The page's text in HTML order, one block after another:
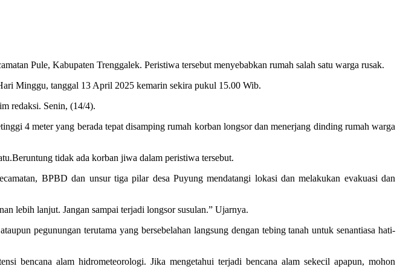
Pule, Kabupaten Trenggalek. Peristiwa tersebut menyebabkan rumah salah satu warga rusak.
Minggu, tanggal 13 April 2025 kemarin sekira pukul 15.00 Wib.
redaksi. Senin, (14/4).
4 meter yang berada tepat disamping rumah korban longsor dan menerjang dinding rumah warga
tidak ada korban jiwa dalam peristiwa tersebut.
BPBD dan unsur tiga pilar desa Puyung mendatangi lokasi dan melakukan evakuasi dan
lebih lanjut. Jangan sampai terjadi longsor susulan.” Ujarnya.
pegunungan terutama yang bersebelahan langsung dengan tebing tanah untuk senantiasa hati-
bencana alam hidrometeorologi. Jika mengetahui terjadi bencana alam sekecil apapun, mohon